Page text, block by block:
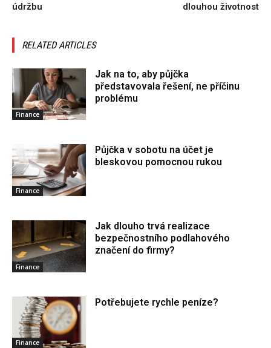
údržbu
dlouhou životnost
RELATED ARTICLES
Finance
Jak na to, aby půjčka
představovala řešení, ne příčinu
problému
Finance
Půjčka v sobotu na účet je
bleskovou pomocnou rukou
Finance
Jak dlouho trvá realizace
bezpečnostního podlahového
značení do firmy?
Finance
Potřebujete rychle peníze?